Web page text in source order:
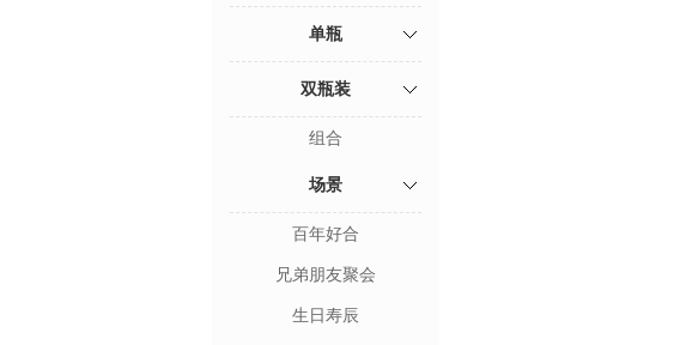
单瓶
双瓶装
组合
场景
百年好合
兄弟朋友聚会
生日寿辰